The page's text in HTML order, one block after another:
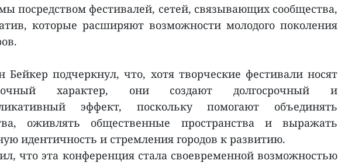
посредством фестивалей, сетей, связывающих сообщества,
которые расширяют возможности молодого поколения
Бейкер подчеркнул, что, хотя творческие фестивали носят
характер, они создают долгосрочный и
эффект, поскольку помогают объединять
оживлять общественные пространства и выражать
идентичность и стремления городов к развитию.
что эта конференция стала своевременной возможностью